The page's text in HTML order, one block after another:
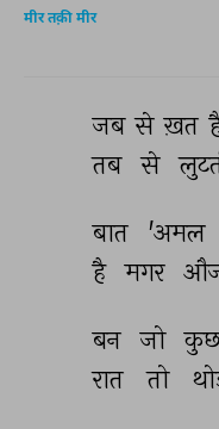
मीर तक़ी मीर
जब से ख़त
तब से
बात 'अमल
है मगर
बन जो
रात
तो